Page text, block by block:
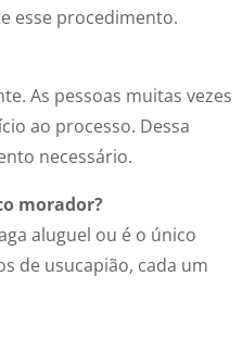
esse procedimento.
As pessoas muitas vezes
ao processo. Dessa
necessário.
morador?
aluguel ou é o único
de usucapião, cada um